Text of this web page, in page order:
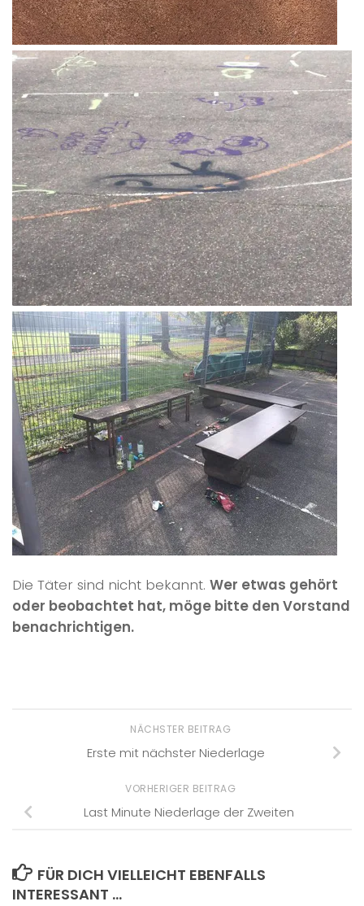
Die Täter sind nicht bekannt. Wer etwas gehört
oder beobachtet hat, möge bitte den Vorstand
benachrichtigen.
NÄCHSTER BEITRAG
Erste mit nächster Niederlage
VORHERIGER BEITRAG
Last Minute Niederlage der Zweiten
FÜR DICH VIELLEICHT EBENFALLS
INTERESSANT …